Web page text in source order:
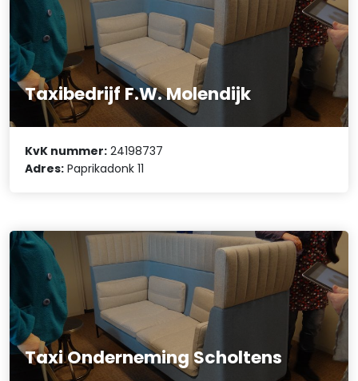
Taxibedrijf F.W. Molendijk
KvK nummer: 24198737
Adres: Paprikadonk 11
Taxi Onderneming Scholtens